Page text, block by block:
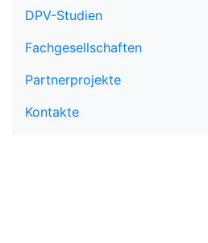
DPV-Studien
Fachgesellschaften
Partnerprojekte
Kontakte